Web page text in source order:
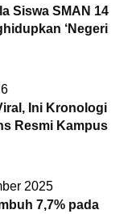
Siswa SMAN 14
‘Negeri
Ini Kronologi
Resmi Kampus
2025
7,7% pada